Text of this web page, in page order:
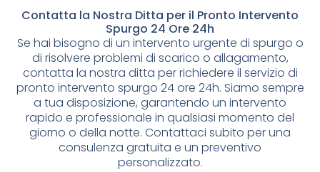
Contatta la Nostra Ditta per il Pronto Intervento
Spurgo 24 Ore 24h
Se hai bisogno di un intervento urgente di spurgo o
di risolvere problemi di scarico o allagamento,
contatta la nostra ditta per richiedere il servizio di
pronto intervento spurgo 24 ore 24h. Siamo sempre
a tua disposizione, garantendo un intervento
rapido e professionale in qualsiasi momento del
giorno o della notte. Contattaci subito per una
consulenza gratuita e un preventivo
personalizzato.